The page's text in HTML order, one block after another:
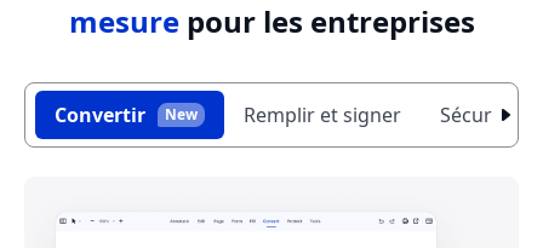
mesurepour les entreprises
Convertir New Remplir et signer Sécurité